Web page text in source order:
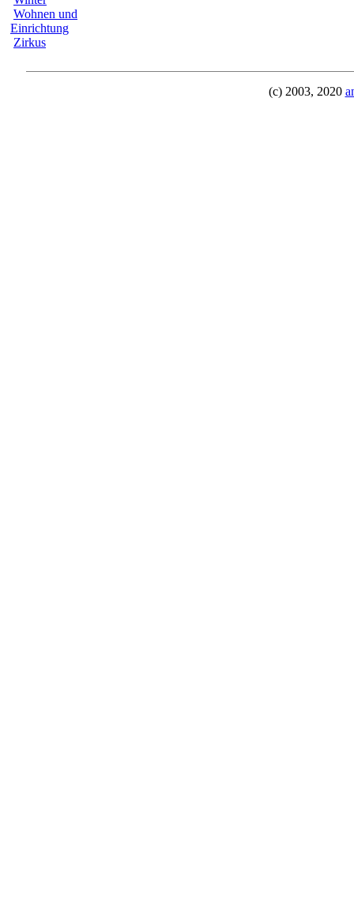
Wohnen und
Einrichtung
Zirkus
(c) 2003, 2020